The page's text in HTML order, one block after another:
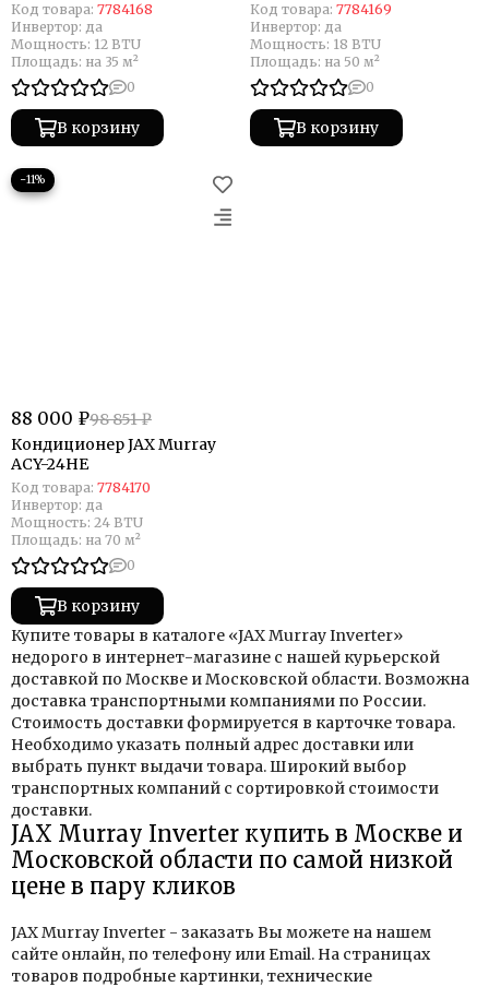
Код товара: 7784168
Инвертор: да
Мощность: 12 BTU
Площадь: на 35 м²
0
В корзину
Код товара: 7784169
Инвертор: да
Мощность: 18 BTU
Площадь: на 50 м²
0
В корзину
−11%
88 000 ₽98 851 ₽
Кондиционер JAX Murray
ACY-24HE
Код товара: 7784170
Инвертор: да
Мощность: 24 BTU
Площадь: на 70 м²
0
В корзину
Купите товары в каталоге «JAX Murray Inverter»
недорого в интернет-магазине с нашей курьерской
доставкой по Москве и Московской области. Возможна
доставка транспортными компаниями по России.
Стоимость доставки формируется в карточке товара.
Необходимо указать полный адрес доставки или
выбрать пункт выдачи товара. Широкий выбор
транспортных компаний с сортировкой стоимости
доставки.
JAX Murray Inverter купить в Москве и
Московской области по самой низкой
цене в пару кликов
JAX Murray Inverter - заказать Вы можете на нашем
сайте онлайн, по телефону или Email. На страницах
товаров подробные картинки, технические